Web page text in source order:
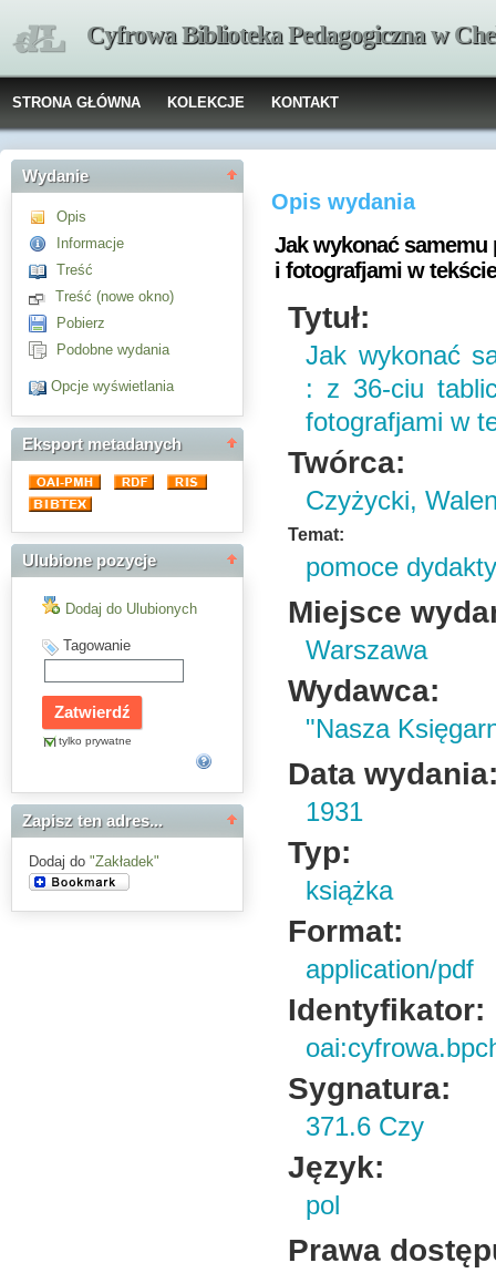
Cyfrowa Biblioteka Pedagogiczna w
STRONA GŁÓWNA KOLEKCJE KONTAKT
Wydanie
Opis
Informacje
Treść
Treść (nowe okno)
Pobierz
Podobne wydania
Opcje wyświetlania
Eksport metadanych
Ulubione pozycje
Dodaj do Ulubionych
Tagowanie
tylko prywatne
Zapisz ten adres...
Dodaj do "Zakładek"
Opis wydania
Jak wykonać
i fotografjami w
Tytuł:
Jak wykonać
: z 36-ciu
fotografjami w
Twórca:
Czyżycki,
Temat:
pomoce
Miejsce
Warszawa
Wydawca:
"Nasza
Data
1931
Typ:
książka
Format:
application/pdf
Identyfikator:
Sygnatura:
371.6 Czy
Język:
pol
Prawa